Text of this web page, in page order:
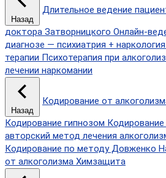
Назад
Длительное ведение
доктора Затворницкого
диагнозе — психиатрия + наркология
терапии Психотерапия при
лечении наркомании
Назад
Кодирование от
Кодирование гипнозом
авторский метод лечения
Кодирование по методу Довженко
от алкоголизма Химзащита